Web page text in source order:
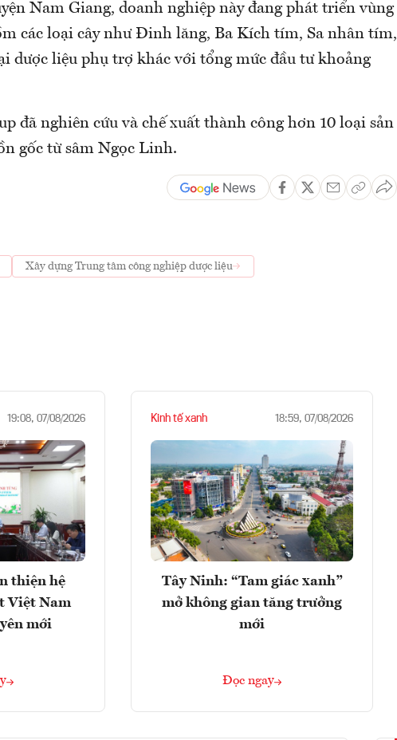
Nam Giang, doanh nghiệp này đang phát triển vùng
các loại cây như Đinh lăng, Ba Kích tím, Sa nhân tím,
dược liệu phụ trợ khác với tổng mức đầu tư khoảng
đã nghiên cứu và chế xuất thành công hơn 10 loại sản
gốc từ sâm Ngọc Linh.
Xây dựng Trung tâm công nghiệp dược liệu
19:08, 07/08/2026
thiện hệ
Việt Nam
mới
Kinh tế xanh 18:59, 07/08/2026
Tây Ninh: “Tam giác xanh”
mở không gian tăng trưởng
mới
Đọc ngay